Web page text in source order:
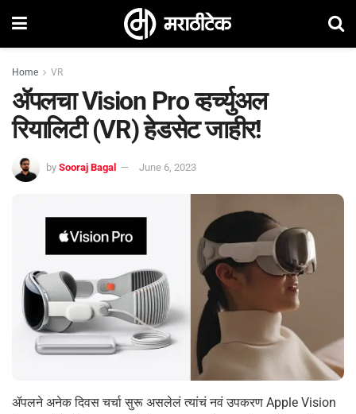
Home VR
ॲपलचा Vision Pro व्हर्च्युअल
रियालिटी (VR) हेडसेट जाहीर!
by Sooraj Bagal June 6, 2023
ॲपलने अनेक दिवस चर्चा सुरू असलेलं त्यांचं नवं उपकरण Apple Vision